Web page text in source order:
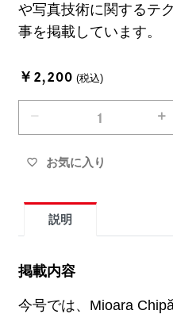
や写真技術に関するテ
事を掲載しています。
￥2,200 (税込)
remove add
favorite_border お気に入り
説明
掲載内容
今号では、Mioara